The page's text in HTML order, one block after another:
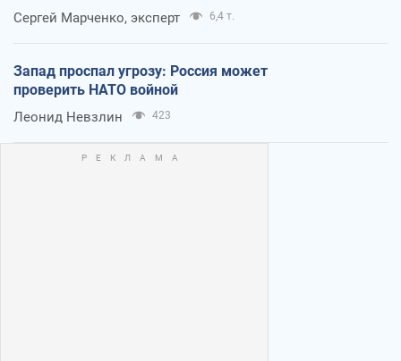
Сергей Марченко, эксперт 6,4 т.
Запад проспал угрозу: Россия может
проверить НАТО войной
Леонид Невзлин 423